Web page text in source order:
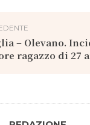
– Olevano.
ragazzo di 27